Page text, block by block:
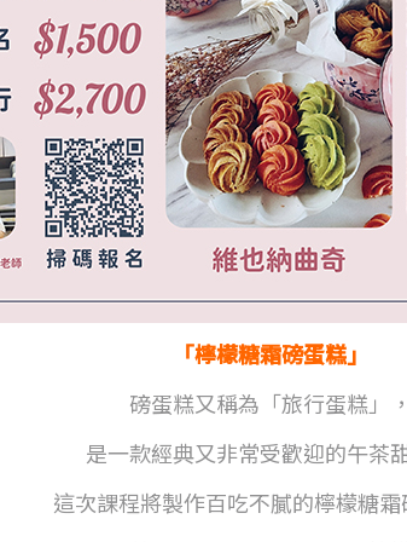
「檸檬糖霜磅蛋糕」
磅蛋糕又稱為「旅行蛋糕」，
是一款經典又非常受歡迎的午茶
這次課程將製作百吃不膩的檸檬糖霜